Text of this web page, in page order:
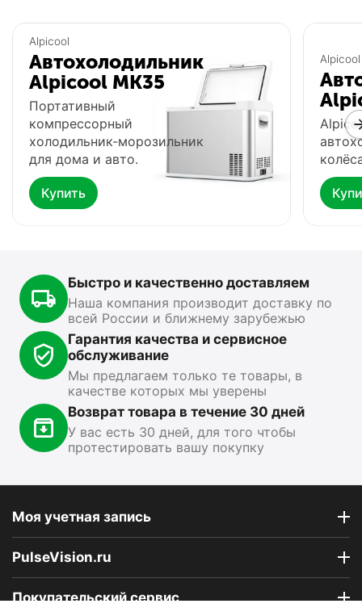
Популярный
Автохолодильник
15 499 00 ₽
Популярный
13 89000 ₽
Показать ещё
Alpicool
Автохолодильник
Alpicool MK35
Портативный
компрессорный
холодильник-морозильник
для дома и авто.
Купить
Alpicool
Быстро и качественно доставляем
Наша компания производит доставку по
всей России и ближнему зарубежью
Гарантия качества и сервисное
обслуживание
Мы предлагаем только те товары, в
качестве которых мы уверены
Возврат товара в течение 30 дней
У вас есть 30 дней, для того чтобы
протестировать вашу покупку
Моя учетная запись
PulseVision.ru
Покупательский сервис